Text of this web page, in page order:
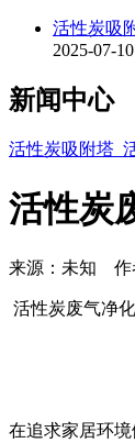
活性炭吸
2025-07-
新闻中心
活性炭吸附塔_
活性炭
来源：未知 作
活性炭废气净
在追求家居环境